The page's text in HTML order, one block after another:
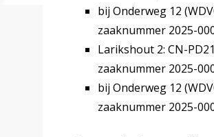
bij Onderweg 12
zaaknummer 2025-
Larikshout 2: CN-
zaaknummer 2025-
bij Onderweg 12
zaaknummer 2025-